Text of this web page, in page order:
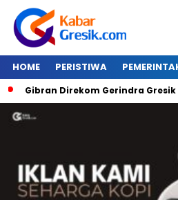
HOME PERISTIWA
Gibran Direkom Gerindra Gresik